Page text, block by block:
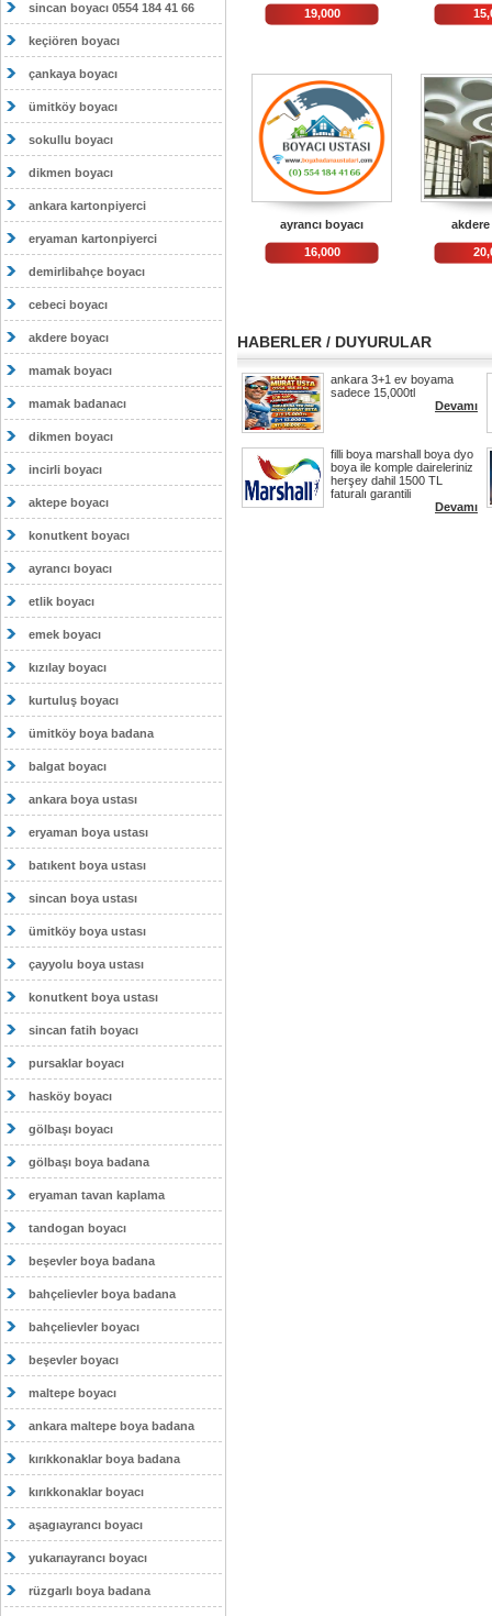
sincan boyacı 0554 184 41 66
keçiören boyacı
çankaya boyacı
ümitköy boyacı
sokullu boyacı
dikmen boyacı
ankara kartonpiyerci
eryaman kartonpiyerci
demirlibahçe boyacı
cebeci boyacı
akdere boyacı
mamak boyacı
mamak badanacı
dikmen boyacı
incirli boyacı
aktepe boyacı
konutkent boyacı
ayrancı boyacı
etlik boyacı
emek boyacı
kızılay boyacı
kurtuluş boyacı
ümitköy boya badana
balgat boyacı
ankara boya ustası
eryaman boya ustası
batıkent boya ustası
sincan boya ustası
ümitköy boya ustası
çayyolu boya ustası
konutkent boya ustası
sincan fatih boyacı
pursaklar boyacı
hasköy boyacı
gölbaşı boyacı
gölbaşı boya badana
eryaman tavan kaplama
tandogan boyacı
beşevler boya badana
bahçelievler boya badana
bahçelievler boyacı
beşevler boyacı
maltepe boyacı
ankara maltepe boya badana
kırıkkonaklar boya badana
kırıkkonaklar boyacı
aşagıayrancı boyacı
yukarıayrancı boyacı
rüzgarlı boya badana
19,000
ayrancı boyacı
16,000
akdere
HABERLER / DUYURULAR
ankara 3+1 ev boyama
sadece 15,000tl
Devamı
filli boya marshall boya dyo
boya ile komple daireleriniz
herşey dahil 1500 TL
faturalı garantili
Devamı